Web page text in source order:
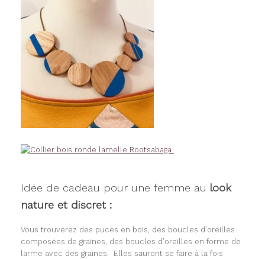
Idée de cadeau pour une femme au look
nature et discret :
Vous trouverez des puces en bois, des boucles d’oreilles
composées de graines, des boucles d’oreilles en forme de
larme avec des graines. Elles sauront se faire à la fois